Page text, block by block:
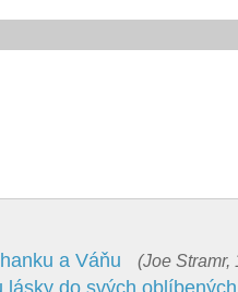
a Váňu (Joe Stramr,
lásky do svých